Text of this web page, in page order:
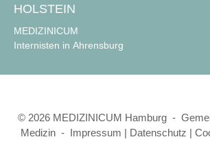
HOLSTEIN
MEDIZINICUM
Internisten in Ahrensburg
© 2026 MEDIZINICUM Hamburg -
Medizin - Impressum | Datenschutz |